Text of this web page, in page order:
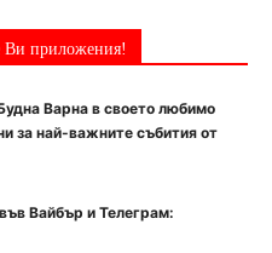
Ви приложения!
Варна в своето любимо
за най-важните събития от
Вайбър и Телеграм: